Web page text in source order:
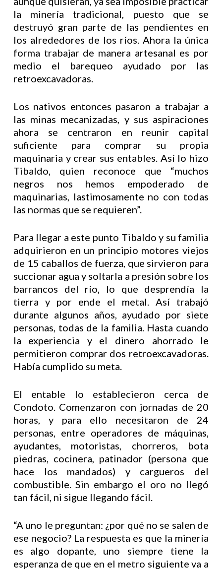
la minería tradicional, puesto que se
destruyó gran parte de las pendientes en
los alrededores de los ríos. Ahora la única
forma trabajar de manera artesanal es por
medio el barequeo ayudado por las
retroexcavadoras.
Los nativos entonces pasaron a trabajar a
las minas mecanizadas, y sus aspiraciones
ahora se centraron en reunir capital
suficiente para comprar su propia
maquinaria y crear sus entables. Así lo hizo
Tibaldo, quien reconoce que “muchos
negros nos hemos empoderado de
maquinarias, lastimosamente no con todas
las normas que se requieren”.
Para llegar a este punto Tibaldo y su familia
adquirieron en un principio motores viejos
de 15 caballos de fuerza, que sirvieron para
succionar agua y soltarla a presión sobre los
barrancos del río, lo que desprendía la
tierra y por ende el metal. Así trabajó
durante algunos años, ayudado por siete
personas, todas de la familia. Hasta cuando
la experiencia y el dinero ahorrado le
permitieron comprar dos retroexcavadoras.
Había cumplido su meta.
El entable lo establecieron cerca de
Condoto. Comenzaron con jornadas de 20
horas, y para ello necesitaron de 24
personas, entre operadores de máquinas,
ayudantes, motoristas, chorreros, bota
piedras, cocinera, patinador (persona que
hace los mandados) y cargueros del
combustible. Sin embargo el oro no llegó
tan fácil, ni sigue llegando fácil.
“A uno le preguntan: ¿por qué no se salen de
ese negocio? La respuesta es que la minería
es algo dopante, uno siempre tiene la
esperanza de que en el metro siguiente va a